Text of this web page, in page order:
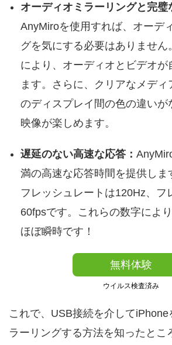
オーディオミラーリングと完璧
AnyMiroを使用すれば、オーデ
グを気にする必要はありません
により、オーディオとビデオが
ます。さらに、クリアなメディ
のディスプレイ間の色の違いが
映像が楽しめます。
遅延のない高速な応答：
満の高速な応答時間を提供しま
フレッシュレートは120Hz、フ
60fpsです。これらの数字によ
ほぼ瞬時です！
無料体験
ウイルス検査済み
これで、USB接続を介してiPhone
ラーリングする方法を知ったとこ